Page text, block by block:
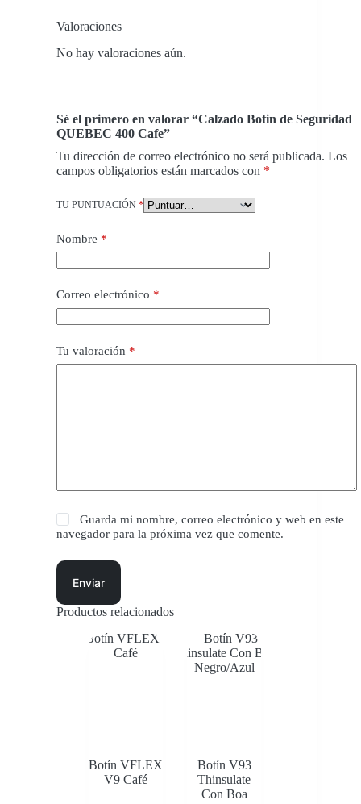
Valoraciones
No hay valoraciones aún.
Sé el primero en valorar “Calzado Botin de Seguridad
QUEBEC 400 Cafe”
Tu dirección de correo electrónico no será publicada. Los
campos obligatorios están marcados con *
TU PUNTUACIÓN *
Nombre *
Correo electrónico *
Tu valoración *
Guarda mi nombre, correo electrónico y web en este
navegador para la próxima vez que comente.
Enviar
Productos relacionados
Botín VFLEX
V9 Café
Botín V93
Thinsulate
Con Boa